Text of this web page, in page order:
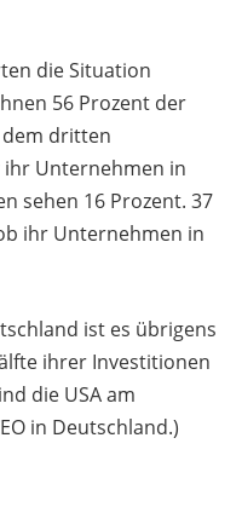
die Situation
56 Prozent der
dem dritten
ihr Unternehmen in
sehen 16 Prozent. 37
ihr Unternehmen in
ist es übrigens
ihrer Investitionen
die USA am
in Deutschland.)